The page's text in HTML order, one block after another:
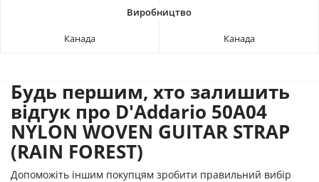
Канада Канада
Будь першим, хто залишить
відгук про D'Addario 50A04
NYLON WOVEN GUITAR STRAP
(RAIN FOREST)
Допоможіть іншим покупцям зробити правильний вибір